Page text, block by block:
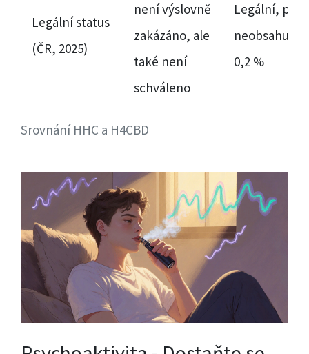
Srovnání HHC a H4CBD
Legální status
(ČR, 2025)
není výslovně
zakázáno, ale
také není
schváleno
Legální,
neobsahuje
0,2 %